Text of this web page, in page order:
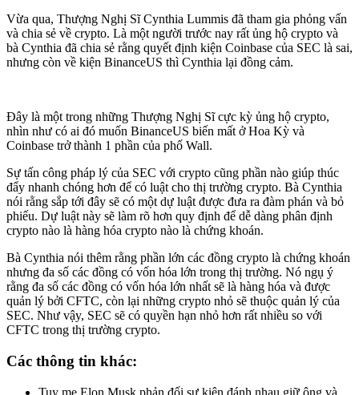
Vừa qua, Thượng Nghị Sĩ Cynthia Lummis đã tham gia phỏng vấn
và chia sẻ về crypto. Là một người trước nay rất ủng hộ crypto và
bà Cynthia đã chia sẻ rằng quyết định kiện Coinbase của SEC là sai,
nhưng còn về kiện BinanceUS thì Cynthia lại đồng cảm.
Đây là một trong những Thượng Nghị Sĩ cực kỳ ủng hộ crypto,
nhìn như có ai đó muốn BinanceUS biến mất ở Hoa Kỳ và
Coinbase trở thành 1 phần của phố Wall.
Sự tấn công pháp lý của SEC với crypto cũng phần nào giúp thúc
đẩy nhanh chóng hơn để có luật cho thị trường crypto. Bà Cynthia
nói rằng sắp tới đây sẽ có một dự luật được đưa ra đàm phán và bỏ
phiếu. Dự luật này sẽ làm rõ hơn quy định để dễ dàng phân định
crypto nào là hàng hóa crypto nào là chứng khoán.
Bà Cynthia nói thêm rằng phần lớn các đồng crypto là chứng khoán
nhưng đa số các đồng có vốn hóa lớn trong thị trường. Nó ngụ ý
rằng đa số các đồng có vốn hóa lớn nhất sẽ là hàng hóa và được
quản lý bởi CFTC, còn lại những crypto nhỏ sẽ thuộc quản lý của
SEC. Như vậy, SEC sẽ có quyền hạn nhỏ hơn rất nhiều so với
CFTC trong thị trường crypto.
Các thông tin khác:
Tuy mẹ Elon Musk phản đối sự kiện đánh nhau giữ ông và